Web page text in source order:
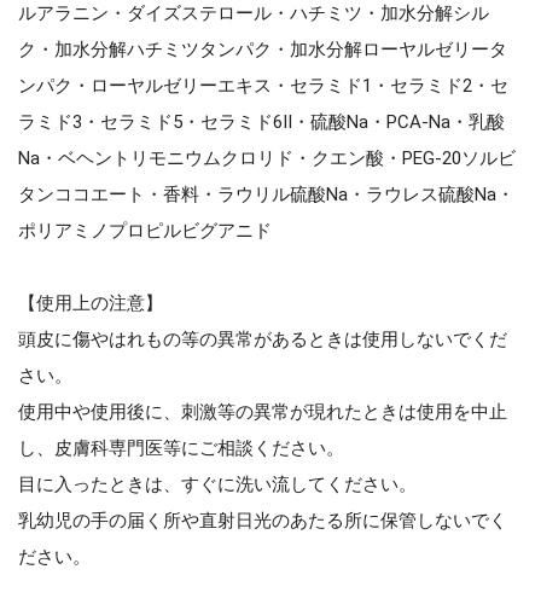
ルアラニン・ダイズステロール・ハチミツ・加水分解シル
ク・加水分解ハチミツタンパク・加水分解ローヤルゼリータ
ンパク・ローヤルゼリーエキス・セラミド1・セラミド2・セ
ラミド3・セラミド5・セラミド6II・硫酸Na・PCA-Na・乳酸
Na・ベヘントリモニウムクロリド・クエン酸・PEG-20ソルビ
タンココエート・香料・ラウリル硫酸Na・ラウレス硫酸Na・
ポリアミノプロピルビグアニド
【使用上の注意】
頭皮に傷やはれもの等の異常があるときは使用しないでくだ
さい。
使用中や使用後に、刺激等の異常が現れたときは使用を中止
し、皮膚科専門医等にご相談ください。
目に入ったときは、すぐに洗い流してください。
乳幼児の手の届く所や直射日光のあたる所に保管しないでく
ださい。